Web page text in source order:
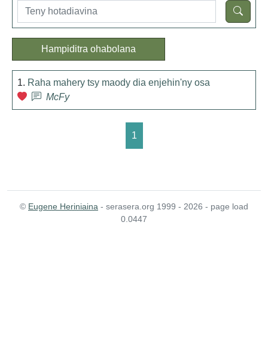
Hampiditra ohabolana
1. Raha mahery tsy maody dia enjehin'ny osa
McFy
1
© Eugene Heriniaina - serasera.org 1999 - 2026 - page load
0.0447